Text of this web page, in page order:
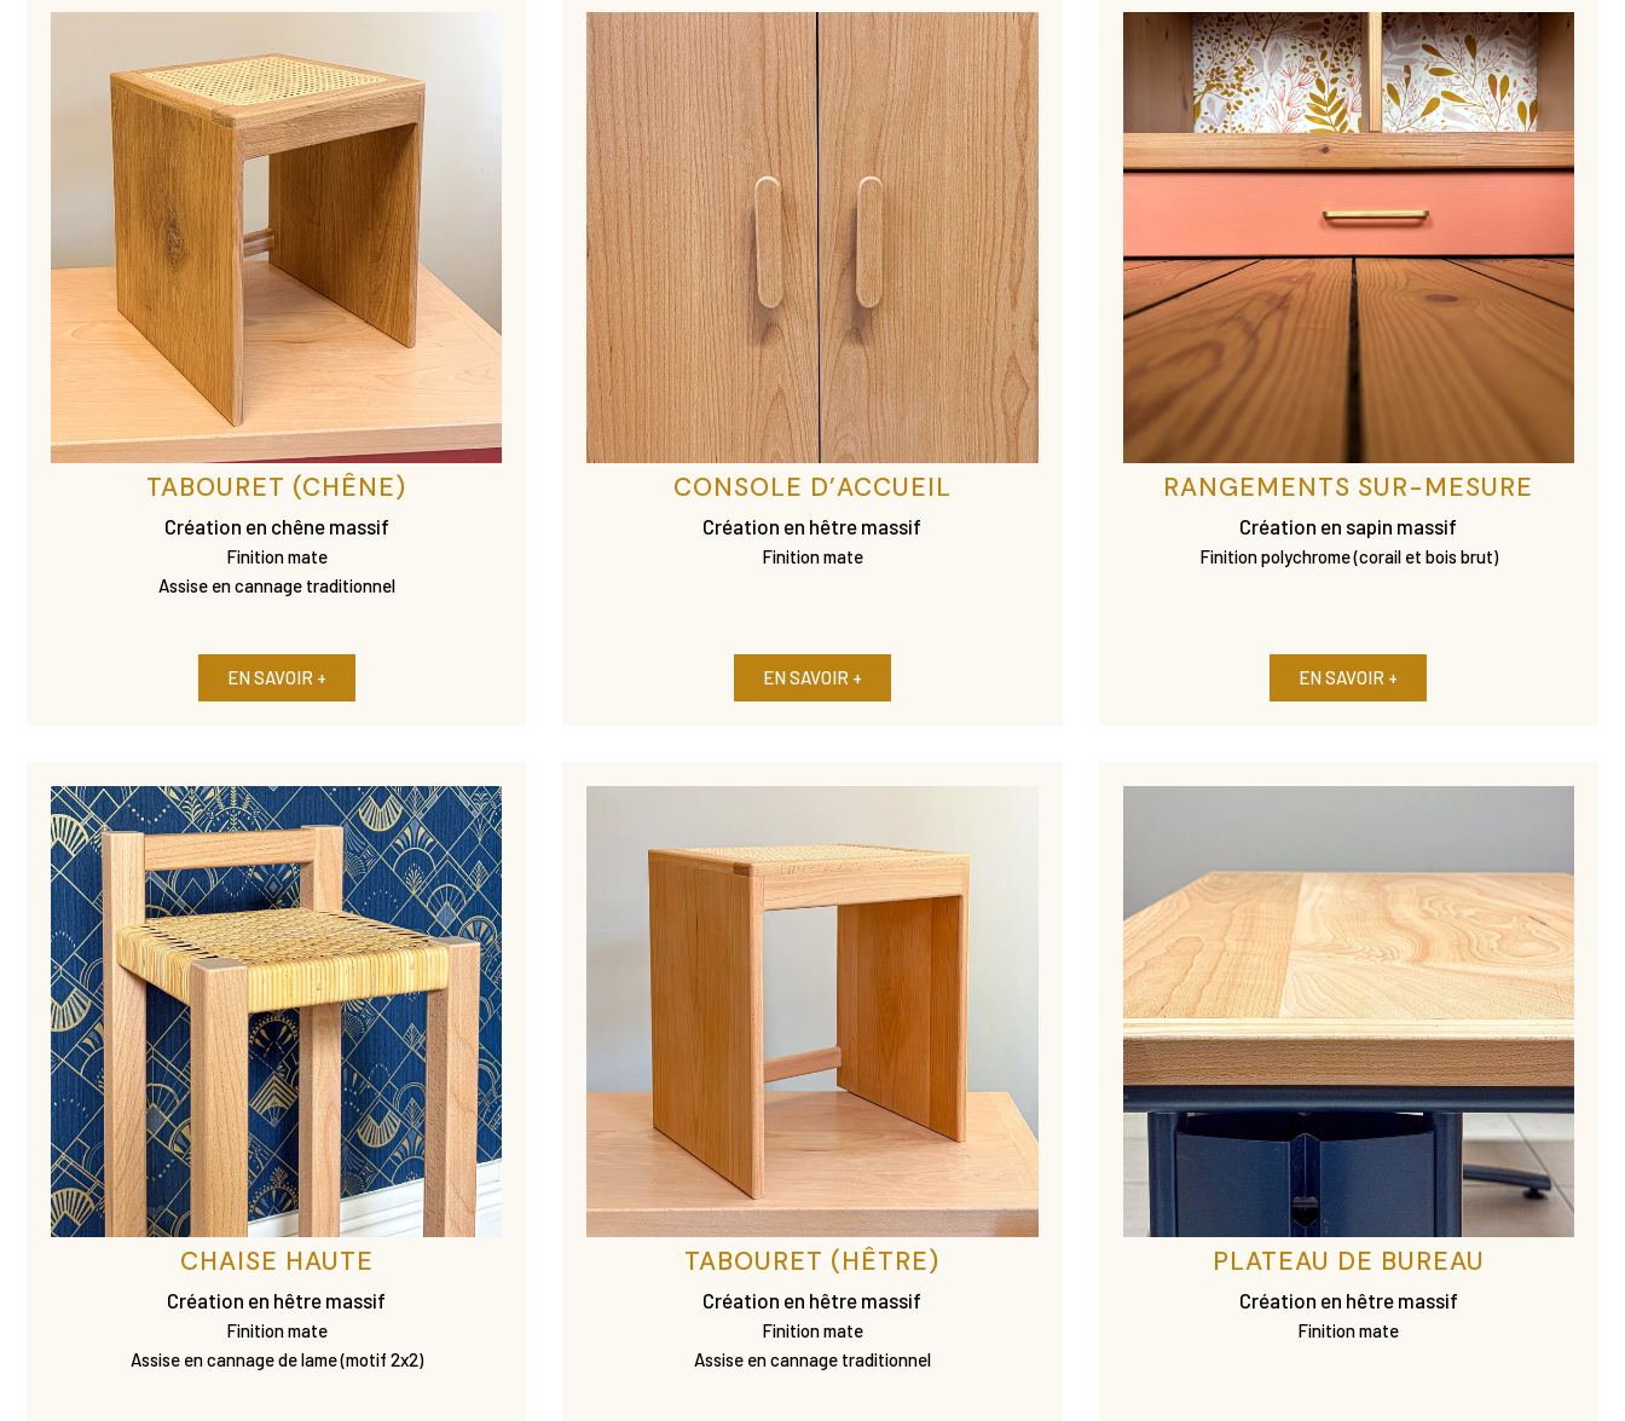
TABOURET (CHÊNE)
Création en chêne massif
Finition mate
Assise en cannage traditionnel
EN SAVOIR +
CONSOLE D’ACCUEIL
Création en hêtre massif
Finition mate
EN SAVOIR +
RANGEMENTS SUR-MESURE
Création en sapin massif
Finition polychrome (corail et bois brut)
EN SAVOIR +
CHAISE HAUTE
Création en hêtre massif
Finition mate
Assise en cannage de lame (motif 2x2)
TABOURET (HÊTRE)
Création en hêtre massif
Finition mate
Assise en cannage traditionnel
PLATEAU DE BUREAU
Création en hêtre massif
Finition mate